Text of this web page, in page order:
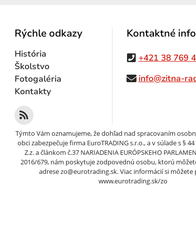
Rýchle odkazy
História
Školstvo
Fotogaléria
Kontakty
Kontaktné
+421 38 769
info@zitna-
Týmto Vám oznamujeme, že dohľad nad spracovaním
obci zabezpečuje firma EuroTRADING s.r.o., a v súlade s §
Z.z. a článkom č.37 NARIADENIA EURÓPSKEHO
2016/679, nám poskytuje zodpovednú osobu, ktorú
adrese zo@eurotrading.sk. Viac informácií si
www.eurotrading.sk/zo